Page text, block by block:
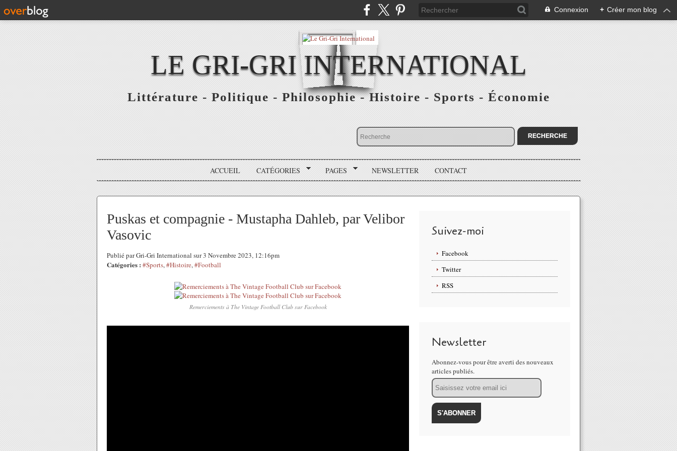
Connexion + Créer mon blog
LE GRI-GRI INTERNATIONAL
Littérature - Politique - Philosophie - Histoire - Sports - Économie
ACCUEIL CATÉGORIES PAGES NEWSLETTER CONTACT
Puskas et compagnie - Mustapha Dahleb, par Velibor
Vasovic
Publié par Gri-Gri International sur 3 Novembre 2023, 12:16pm
Catégories : #Sports,#Histoire,#Football
Remerciements à The Vintage Football Club sur Facebook
Suivez-moi
Facebook
Twitter
RSS
Newsletter
Abonnez-vous pour être averti des nouveaux
articles publiés.
Email